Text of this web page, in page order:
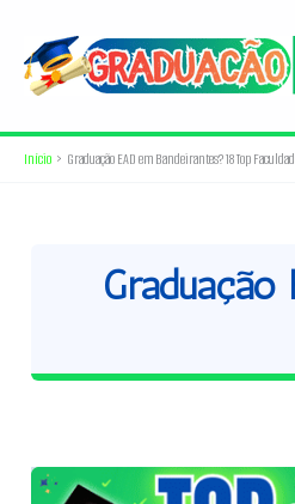
para
Início Graduação EAD em Bandeirantes? 18 Top
Graduação